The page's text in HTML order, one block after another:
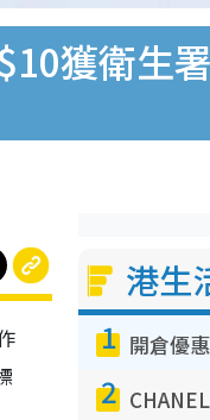
獲衛生
港生
1
2